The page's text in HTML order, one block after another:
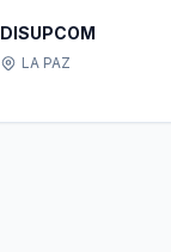
DISUPCOM
LA PAZ